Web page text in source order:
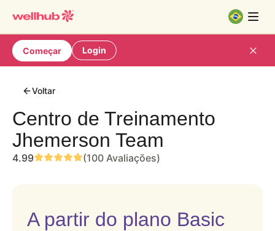
Começar Login
Voltar
Centro de Treinamento
Jhemerson Team
4.99 (100 Avaliações)
A partir do plano Basic